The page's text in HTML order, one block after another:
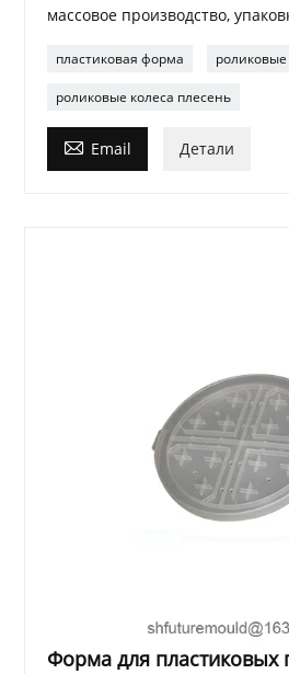
массовое производство,
пластиковая форма роликовые
роликовые колеса плесень
 Email Детали
Форма для пластиковых